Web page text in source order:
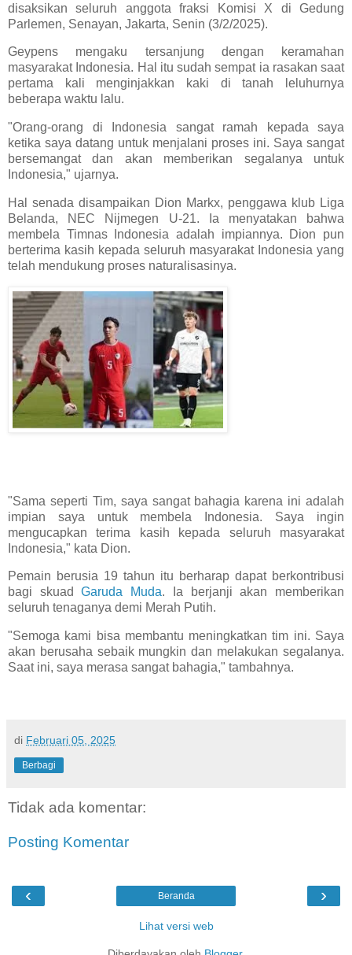
disaksikan seluruh anggota fraksi Komisi X di Gedung
Parlemen, Senayan, Jakarta, Senin (3/2/2025).
Geypens mengaku tersanjung dengan keramahan
masyarakat Indonesia. Hal itu sudah sempat ia rasakan saat
pertama kali menginjakkan kaki di tanah leluhurnya
beberapa waktu lalu.
"Orang-orang di Indonesia sangat ramah kepada saya
ketika saya datang untuk menjalani proses ini. Saya sangat
bersemangat dan akan memberikan segalanya untuk
Indonesia," ujarnya.
Hal senada disampaikan Dion Markx, penggawa klub Liga
Belanda, NEC Nijmegen U-21. Ia menyatakan bahwa
membela Timnas Indonesia adalah impiannya. Dion pun
berterima kasih kepada seluruh masyarakat Indonesia yang
telah mendukung proses naturalisasinya.
"Sama seperti Tim, saya sangat bahagia karena ini adalah
impian saya untuk membela Indonesia. Saya ingin
mengucapkan terima kasih kepada seluruh masyarakat
Indonesia," kata Dion.
Pemain berusia 19 tahun itu berharap dapat berkontribusi
bagi skuadGaruda Muda. Ia berjanji akan memberikan
seluruh tenaganya demi Merah Putih.
"Semoga kami bisa membantu meningkatkan tim ini. Saya
akan berusaha sebaik mungkin dan melakukan segalanya.
Saat ini, saya merasa sangat bahagia," tambahnya.
di Februari 05, 2025
Berbagi
Tidak ada komentar:
Posting Komentar
‹ ›
Beranda
Lihat versi web